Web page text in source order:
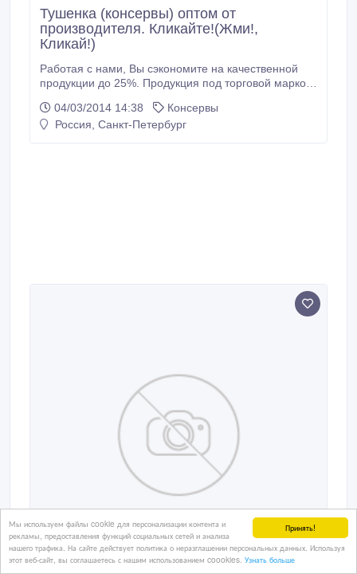
Принять!
Мы используем файлы cookie для персонализации контента и
рекламы, предоставления функций социальных сетей и анализа
нашего трафика. На сайте действует политика о неразглашении персональных данных. Используя
этот веб-сайт, вы соглашаетесь с нашим использованием coookies. Узнать больше
Тушенка (консервы) оптом от
производителя. Кликайте!(Жми!,
Кликай!)
Работая с нами, Вы сэкономите на качественной
продукции до 25%. Продукция под торговой маркой
и при строгом контроле качества. Предлагаемая
Вам мясная консервация полностью соответствует
04/03/2014 14:38
Консервы
Россия, Санкт-Петербург